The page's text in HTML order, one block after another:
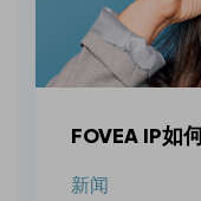
FOVEA IP如
新闻